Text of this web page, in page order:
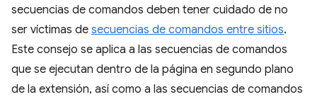
secuencias de comandos deben tener cuidado de no
ser víctimas de secuencias de comandos entre sitios.
Este consejo se aplica a las secuencias de comandos
que se ejecutan dentro de la página en segundo plano
de la extensión, así como a las secuencias de comandos